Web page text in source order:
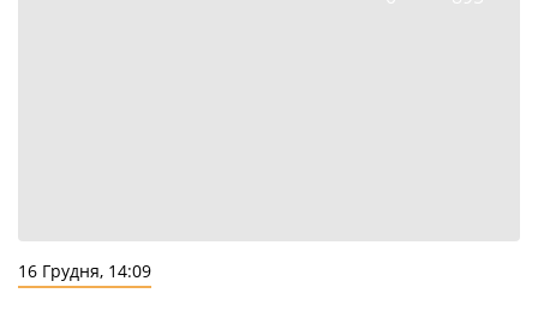
16 Грудня, 14:09